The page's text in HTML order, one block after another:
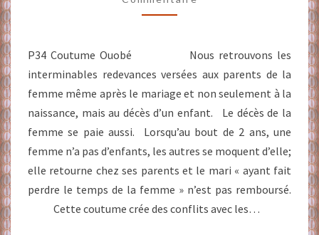
Nº
LA
BASSE
COTE
D’IVOIRE
OUEST
P34 Coutume Ouobé Nous retrouvons les
interminables redevances versées aux parents de la
femme même après le mariage et non seulement à la
naissance, mais au décès d’un enfant. Le décès de la
femme se paie aussi. Lorsqu’au bout de 2 ans, une
femme n’a pas d’enfants, les autres se moquent d’elle;
elle retourne chez ses parents et le mari « ayant fait
perdre le temps de la femme » n’est pas remboursé.
Cette coutume crée des conflits avec les…